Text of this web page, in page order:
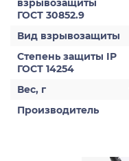
взрывозащиты
ГОСТ 30852.9
Вид взрывозащиты
Степень защиты IP
ГОСТ 14254
Вес, г
Производитель